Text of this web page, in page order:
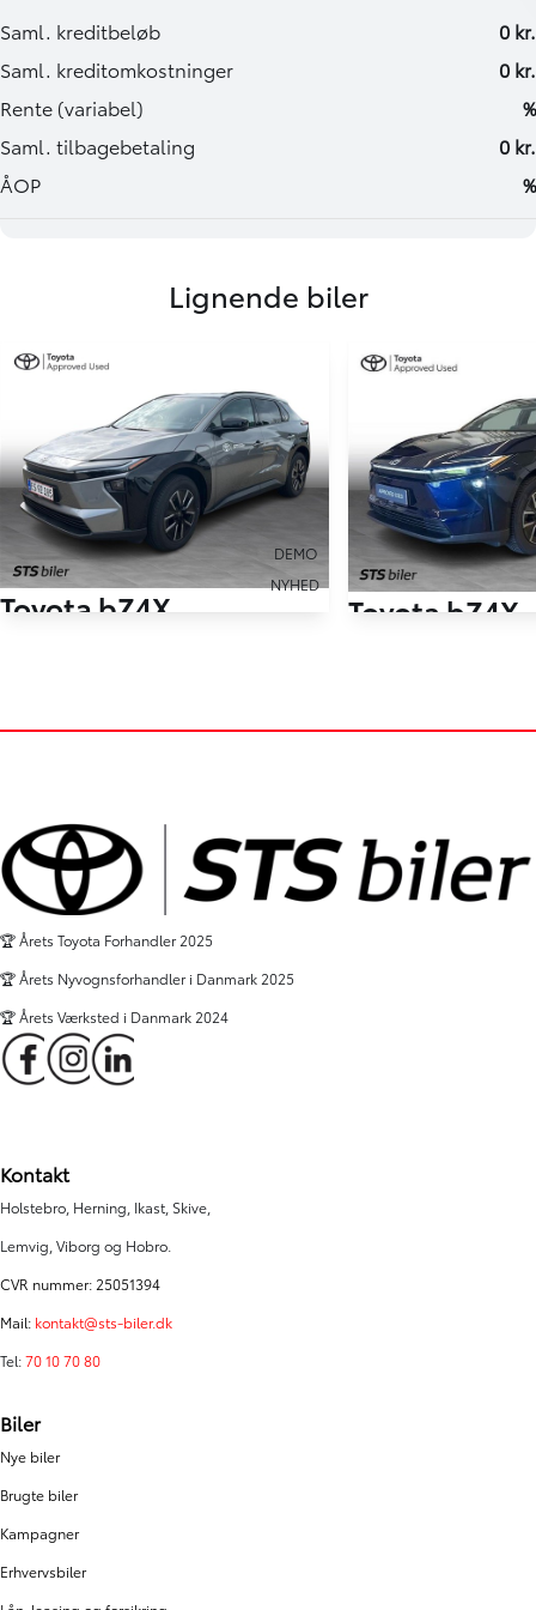
Lignende biler
DEMO
NYHED
Toyota bZ4X Toyota bZ4X
🏆 Årets Toyota Forhandler 2025
🏆 Årets Nyvognsforhandler i Danmark 2025
🏆 Årets Værksted i Danmark 2024
Kontakt
Holstebro, Herning, Ikast, Skive,
Lemvig, Viborg og Hobro.
CVR nummer: 25051394
Mail: kontakt@sts-biler.dk
Tel:70 10 70 80
Biler
Nye biler
Brugte biler
Kampagner
Erhvervsbiler